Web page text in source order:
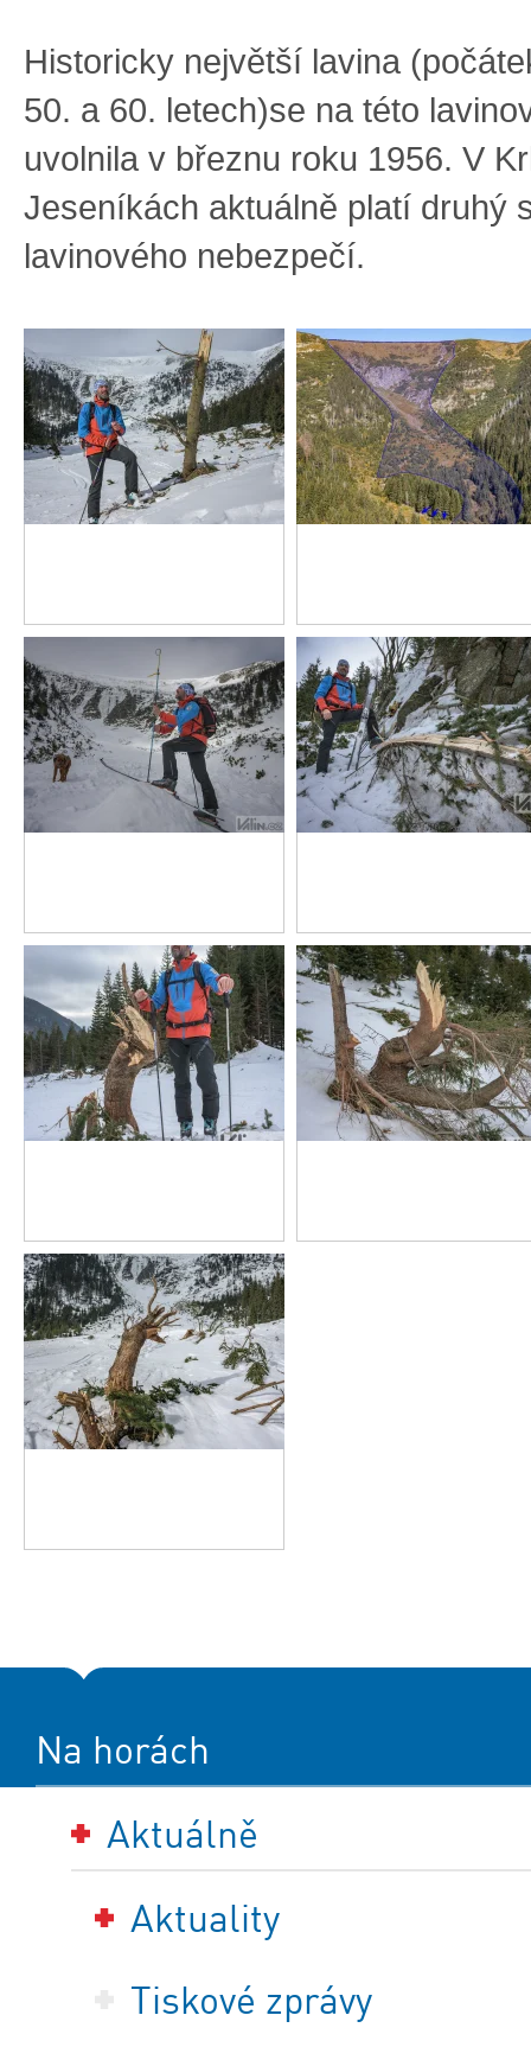
Historicky největší lavina
50. a 60. letech)se na této
uvolnila v březnu roku 1956. V
Jeseníkách aktuálně platí druhý
lavinového nebezpečí.
Na horách
Aktuálně
Aktuality
Tiskové zprávy